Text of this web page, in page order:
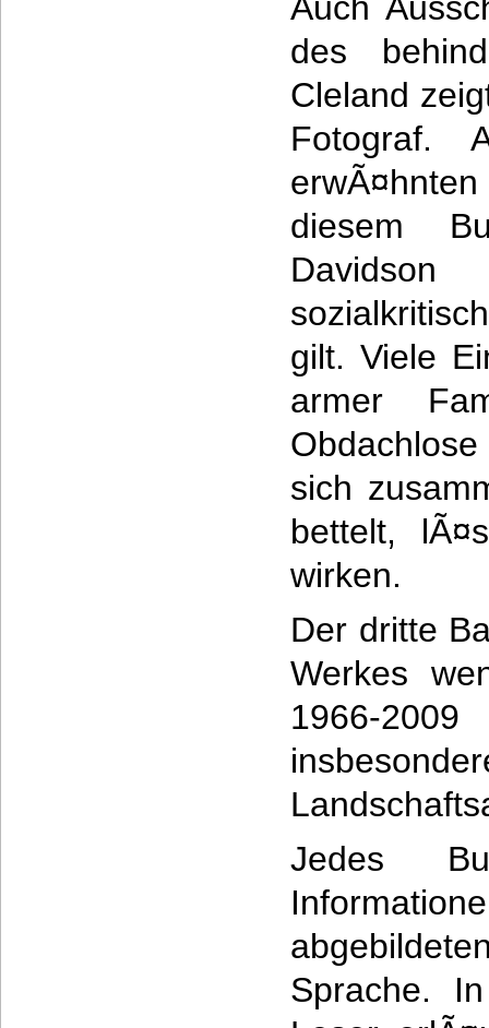
des
Cleland
Fotograf.
diesem
gilt. Viele
armer
sich
bettelt,
wirken.
Der dritte
Werkes
1966-
Jedes
Sprache.